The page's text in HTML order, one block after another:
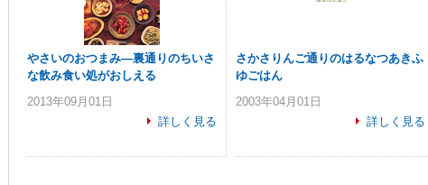
やさいのおつまみ―裏通りのちいさ
な飲み食い処がおしえる
2013年09月01日
詳しく見る
さかさりんご通りのはるなつあきふ
ゆごはん
2003年04月01日
詳しく見る